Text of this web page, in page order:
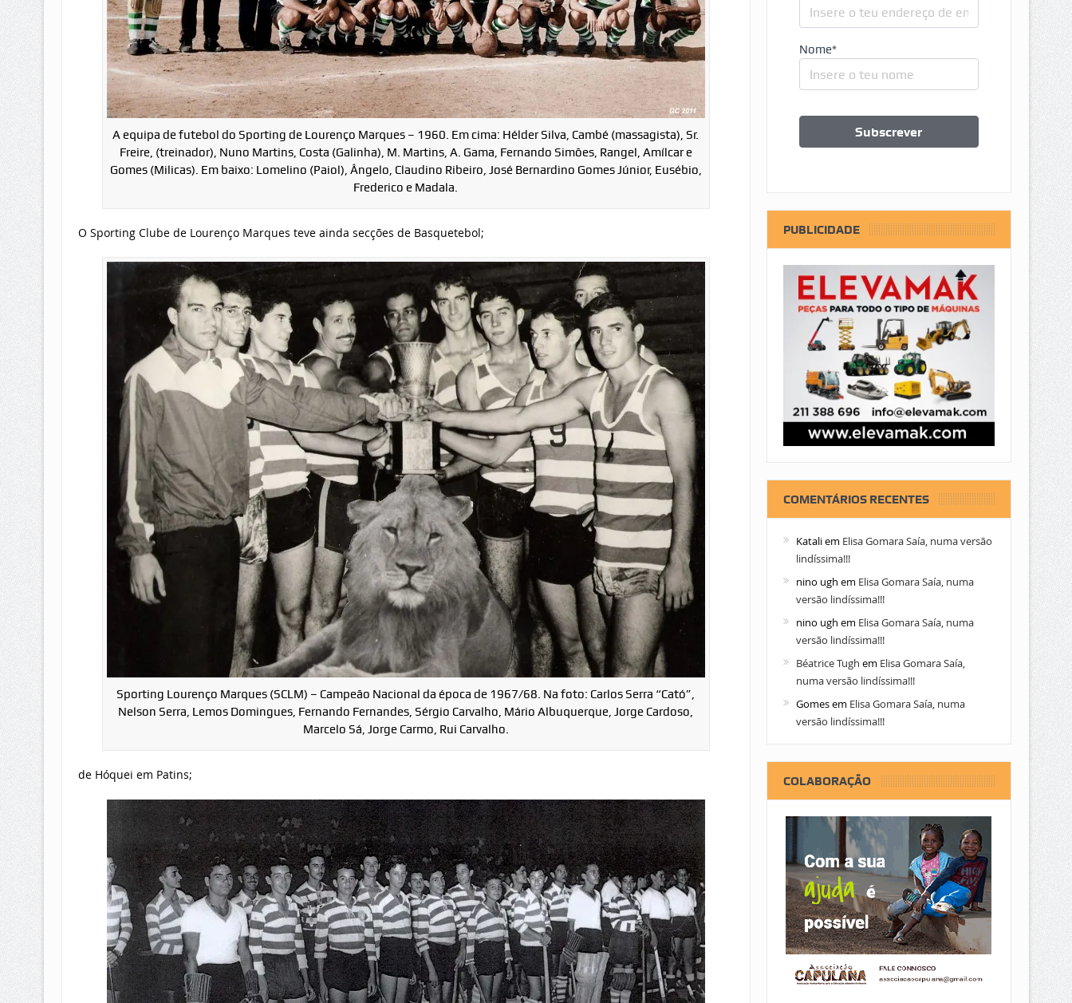
A equipa de futebol do Sporting de Lourenço Marques – 1960. Em cima: Hélder Silva, Cambé (massagista), Sr.
Freire, (treinador), Nuno Martins, Costa (Galinha), M. Martins, A. Gama, Fernando Simões, Rangel, Amílcar e
Gomes (Milicas). Em baixo: Lomelino (Paiol), Ângelo, Claudino Ribeiro, José Bernardino Gomes Júnior, Eusébio,
Frederico e Madala.
O Sporting Clube de Lourenço Marques teve ainda secções de Basquetebol;
Sporting Lourenço Marques (SCLM) – Campeão Nacional da época de 1967/68. Na foto: Carlos Serra “Cató”,
Nelson Serra, Lemos Domingues, Fernando Fernandes, Sérgio Carvalho, Mário Albuquerque, Jorge Cardoso,
Marcelo Sá, Jorge Carmo, Rui Carvalho.
de Hóquei em Patins;
Nome*
PUBLICIDADE
COMENTÁRIOS RECENTES
Kataliem Elisa Gomara Saía, numa versão
lindíssima!!!
nino ugh em Elisa Gomara Saía, numa
versão lindíssima!!!
nino ugh em Elisa Gomara Saía, numa
versão lindíssima!!!
Béatrice Tugh em Elisa Gomara Saía,
numa versão lindíssima!!!
Gomesem Elisa Gomara Saía, numa
versão lindíssima!!!
COLABORAÇÃO